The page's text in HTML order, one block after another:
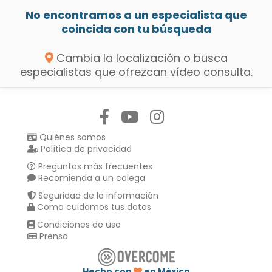
No encontramos a un especialista que
coincida con tu búsqueda
Cambia la localización o busca
especialistas que ofrezcan vídeo consulta.
Quiénes somos
Política de privacidad
Preguntas más frecuentes
Recomienda a un colega
Seguridad de la información
Como cuidamos tus datos
Condiciones de uso
Prensa